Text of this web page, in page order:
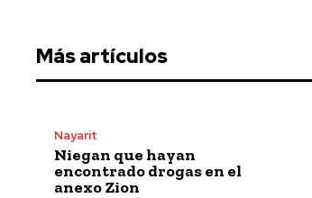
Más artículos
Nayarit
Niegan que hayan
encontrado drogas en el
anexo Zion